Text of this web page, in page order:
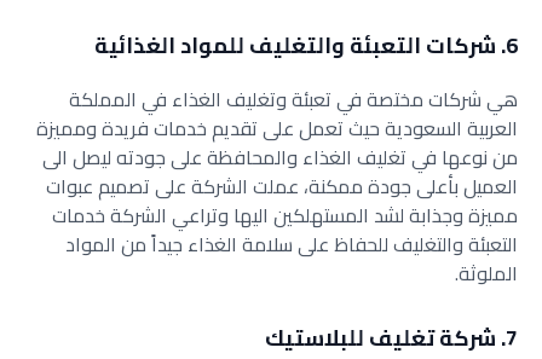
6. شركات التعبئة والتغليف للمواد الغذائية
هي شركات مختصة في تعبئة وتغليف الغذاء في المملكة
العربية السعودية حيث تعمل على تقديم خدمات فريدة ومميزة
من نوعها في تغليف الغذاء والمحافظة على جودته ليصل الى
العميل بأعلى جودة ممكنة، عملت الشركة على تصميم عبوات
مميزة وجذابة لشد المستهلكين اليها وتراعي الشركة خدمات
التعبئة والتغليف للحفاظ على سلامة الغذاء جيداً من المواد
الملوثة.
7. شركة تغليف للبلاستيك